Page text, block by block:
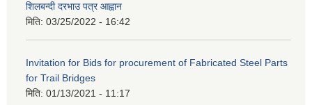
शिलबन्दी दरभाउ पत्र आह्वान
मिति: 03/25/2022 - 16:42
Invitation for Bids for procurement of Fabricated Steel Parts
for Trail Bridges
मिति: 01/13/2021 - 11:17